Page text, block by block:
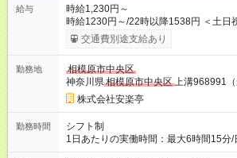
給与
時給1,230円～
時給1230円～/22時以降1538円 ＜土日祝時給+50円＞ ※高校生
時給1230円 【試用期間】試用期間あり 試用期間の長さ：12ヶ
月 雇用形態、給与は本採用時と同じで
交通費別途支給あり
勤務地
相模原市中央区
神奈川県相模原市中央区上溝968991（
株式会社安楽亭
勤務時間
シフト制
1日あたりの実働時間：最大6時間15分
～/短時間OK！＞ ※18歳未満・高校生は